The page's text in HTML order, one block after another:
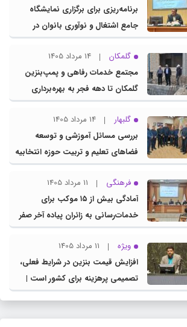
برنامه‌ریزی برای برگزاری نمایشگاه
جامع اشتغال و نوآوری بانوان در
چناران
گلمکان
14 مرداد 1405
مجتمع خدمات رفاهی و پمپ‌بنزین
گلمکان تا دهه فجر به بهره‌برداری
می‌رسد
گلبهار
14 مرداد 1405
بررسی مسائل آموزشی و توسعه
فضاهای تعلیم و تربیت حوزه انتخابیه
در نشست مشترک عضو کمیسیون
آموزش مجلس با مدیرکل آموزش و
پرورش خراسان رضوی
فرهنگی
11 مرداد 1405
آمادگی بیش از ۱۵ موکب برای
خدمات‌رسانی به زائران پیاده آخر صفر
در شهرستان چناران
ویژه
11 مرداد 1405
افزایش قیمت بنزین در شرایط فعلی،
تصمیمی پرهزینه برای کشور است |
دولت، قاچاق سوخت و عوامل اصلی